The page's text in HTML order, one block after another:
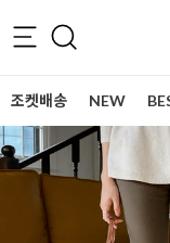
조켓배송 NEW